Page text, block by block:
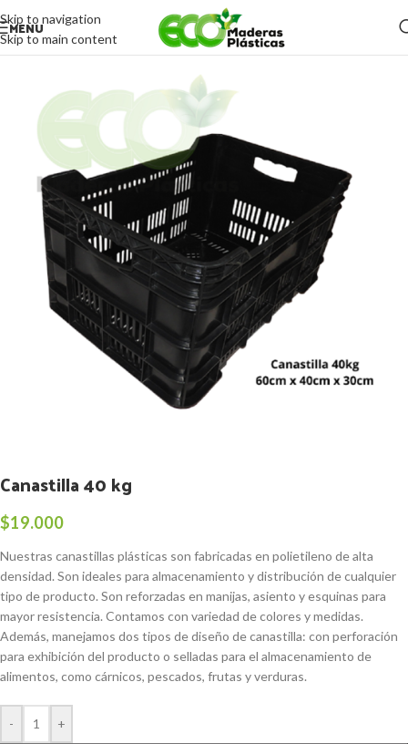
Skip to navigation
Skip to main content
MENU
Canastilla 40 kg
$19.000
Nuestras canastillas plásticas son fabricadas en polietileno de alta
densidad. Son ideales para almacenamiento y distribución de cualquier
tipo de producto. Son reforzadas en manijas, asiento y esquinas para
mayor resistencia. Contamos con variedad de colores y medidas.
Además, manejamos dos tipos de diseño de canastilla: con perforación
para exhibición del producto o selladas para el almacenamiento de
alimentos, como cárnicos, pescados, frutas y verduras.
- +